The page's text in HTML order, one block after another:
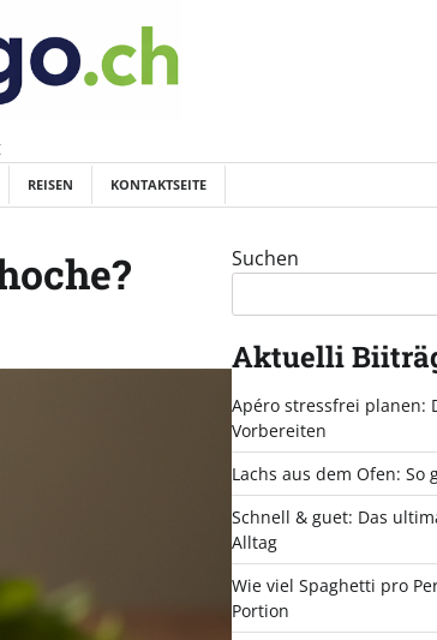
REISEN KONTAKTSEITE
Suchen
Aktuelli
Apéro stressfrei planen:
Vorbereiten
Lachs aus dem Ofen:
Schnell & guet: Das
Alltag
Wie viel Spaghetti pro
Portion